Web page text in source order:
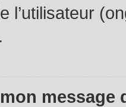
l’utilisateur
message